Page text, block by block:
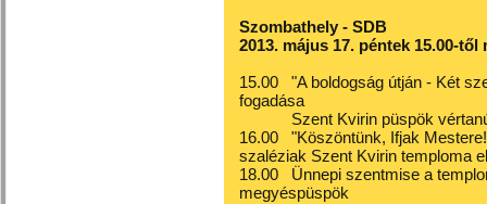
Szombathely - SDB
2013. május 17. péntek 15.00-
15.00 "A boldogság útján - Két
fogadása
Szent Kvirin püspök
16.00 "Köszöntünk, Ifjak
szaléziak Szent Kvirin temploma
18.00 Ünnepi szentmise a
megyéspüspök